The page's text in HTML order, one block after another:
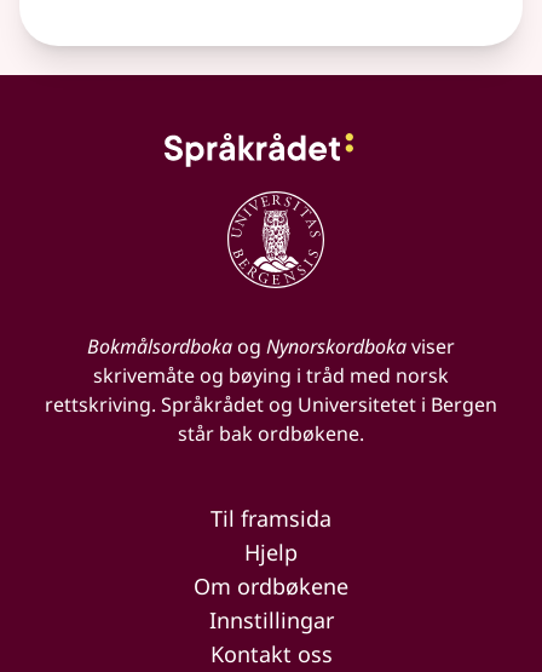
Bokmålsordbokaog Nynorskordbokaviser
skrivemåte og bøying i tråd med norsk
rettskriving. Språkrådet og Universitetet i Bergen
står bak ordbøkene.
Til framsida
Hjelp
Om ordbøkene
Innstillingar
Kontakt oss